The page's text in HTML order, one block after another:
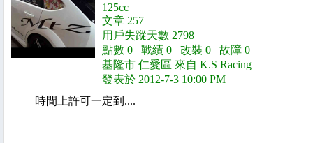
125cc
文章 257
用戶失蹤天數 2798
點數 0 戰績 0 改裝 0 故障 0
基隆市 仁愛區 來自 K.S Racing
發表於 2012-7-3 10:00 PM
時間上許可一定到....